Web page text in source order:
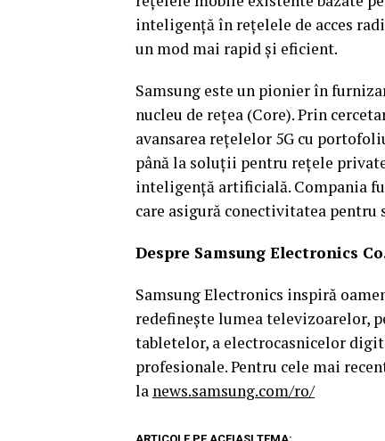
inteligență în rețelele de acces
un mod mai rapid și eficient.
Samsung este un pionier în
nucleu de rețea (Core). Prin
avansarea rețelelor 5G cu
până la soluții pentru rețele
inteligență artificială. Compania
care asigură conectivitatea
Despre Samsung Electronics
Samsung Electronics inspiră
redefinește lumea televizoarelor,
tabletelor, a electrocasnicelor
profesionale. Pentru cele mai
la news.samsung.com/ro/